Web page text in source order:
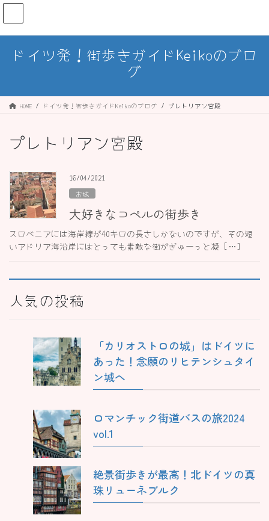
コ
キ
ナ
に
ドイツ発！街歩きガイドKeikoのブロ
グ
HOME ドイツ発！街歩きガイドKeikoのブログ プレトリアン宮殿
プレトリアン宮殿
16/04/2021
お城
大好きなコペルの街歩き
スロベニアには海岸線が40キロの長さしかないのですが、その短
いアドリア海沿岸にはとっても素敵な街がぎゅーっと凝 […]
人気の投稿
「カリオストロの城」はドイツに
あった！念願のリヒテンシュタイ
ン城へ
ロマンチック街道バスの旅2024
vol.1
絶景街歩きが最高！北ドイツの真
珠リューネブルク